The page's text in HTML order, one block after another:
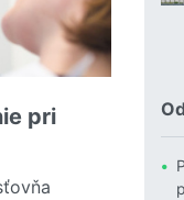
pri